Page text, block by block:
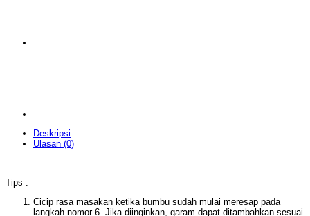
Deskripsi
Ulasan (0)
Tips :
Cicip rasa masakan ketika bumbu sudah mulai meresap pada
langkah nomor 6. Jika diinginkan, garam dapat ditambahkan sesuai